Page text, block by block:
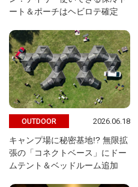
ート＆ポーチはヘビロテ確定
OUTDOOR 2026.06.18
キャンプ場に秘密基地!? 無限拡
張の「コネクトベース」にドー
ムテント＆ベッドルーム追加